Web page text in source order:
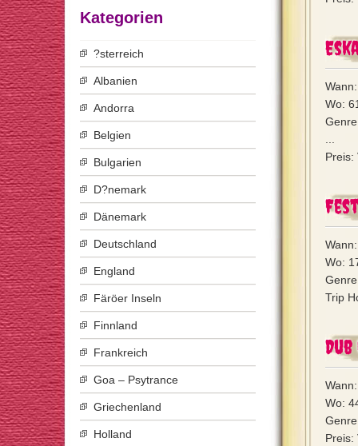
Wo:
Preis:
Wo:
Trip
Wo:
Preis:
Kategorien
?sterreich
Albanien
Andorra
Belgien
Bulgarien
D?nemark
Dänemark
Deutschland
England
Färöer Inseln
Finnland
Frankreich
Goa – Psytrance
Griechenland
Holland